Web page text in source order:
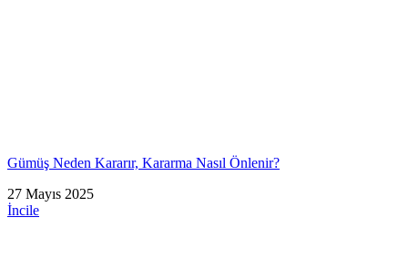
Gümüş Neden Kararır, Kararma Nasıl Önlenir?
27 Mayıs 2025
İncile